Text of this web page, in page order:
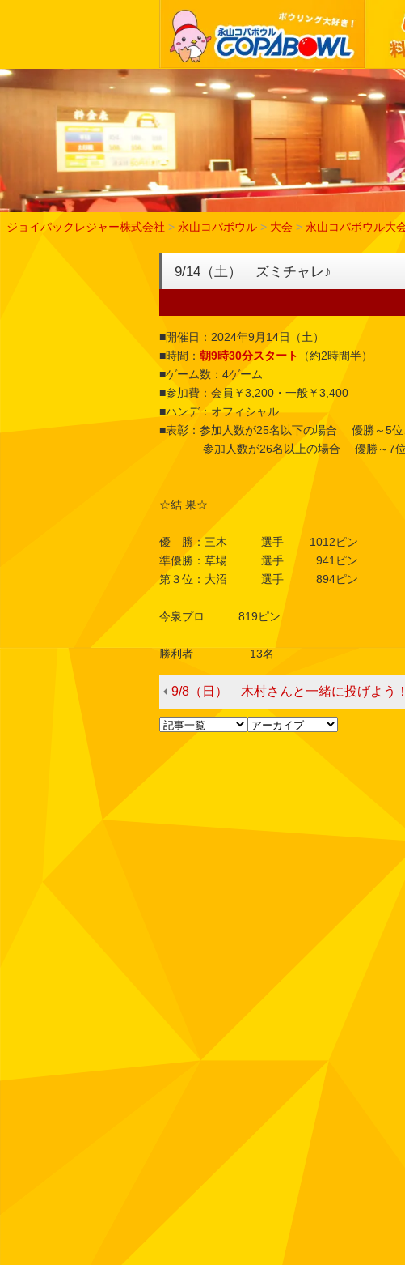
ジョイパックレジャー株式会社 > 永山コパボウル > 大会 > 永山コパボウル大
9/14（土） ズミチャレ♪
■開催日：2024年9月14日（土）
■時間： 朝9時30分スタート
（約2時間半）
■ゲーム数：4ゲーム
■参加費：会員￥3,200・一般￥3,400
■ハンデ：オフィシャル
■表彰：参加人数が25名以下の場合 優勝～5位
参加人数が26名以上の場合 優勝～7位
☆結 果☆
優 勝：三木 選手 1012ピン
準優勝：草場 選手 941ピン
第３位：大沼 選手 894ピン
今泉プロ 819ピン
勝利者 13名
9/8（日） 木村さんと一緒に投げよう！